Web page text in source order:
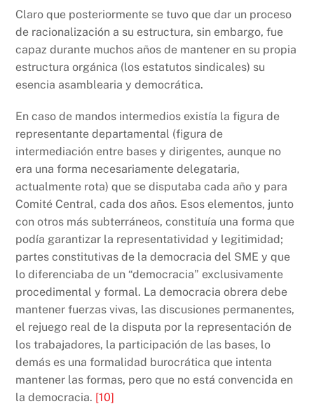
Claro que posteriormente se tuvo que dar un proceso
de racionalización a su estructura, sin embargo, fue
capaz durante muchos años de mantener en su propia
estructura orgánica (los estatutos sindicales) su
esencia asamblearia y democrática.
En caso de mandos intermedios existía la figura de
representante departamental (figura de
intermediación entre bases y dirigentes, aunque no
era una forma necesariamente delegataria,
actualmente rota) que se disputaba cada año y para
Comité Central, cada dos años. Esos elementos, junto
con otros más subterráneos, constituía una forma que
podía garantizar la representatividad y legitimidad;
partes constitutivas de la democracia del SME y que
lo diferenciaba de un “democracia” exclusivamente
procedimental y formal. La democracia obrera debe
mantener fuerzas vivas, las discusiones permanentes,
el rejuego real de la disputa por la representación de
los trabajadores, la participación de las bases, lo
demás es una formalidad burocrática que intenta
mantener las formas, pero que no está convencida en
la democracia. [10]